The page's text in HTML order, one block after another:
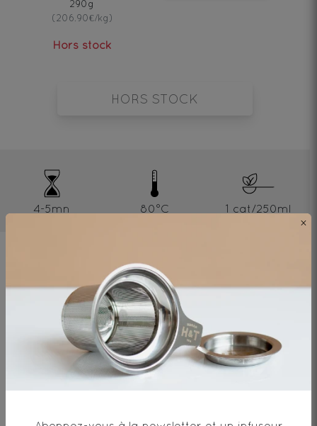
290g
(206.90€/kg)
Hors stock
HORS STOCK
4-5mn 80°C 1 cat/250ml
Ingrédients
Thé Oolong*, arôme naturel de pêche,
fleur*
* produit issu de l'agriculture biologique
×